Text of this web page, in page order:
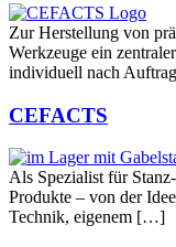
Zur Herstellung von
Werkzeuge ein
individuell nach
CEFACTS
Als Spezialist für
Produkte – von der
Technik, eigenem […]